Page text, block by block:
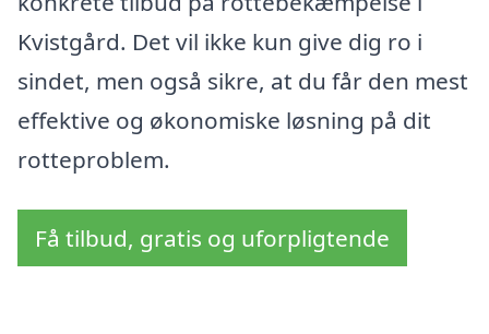
Kvistgård. Det vil ikke kun give dig ro i
sindet, men også sikre, at du får den mest
effektive og økonomiske løsning på dit
rotteproblem.
Få tilbud, gratis og uforpligtende